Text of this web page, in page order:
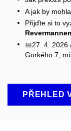
A jak by
Přijďte si to
📅27. 4. 2026
Gorkého 7,
PŘEHLED